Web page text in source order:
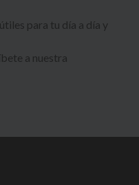
para tu día a día y
a nuestra